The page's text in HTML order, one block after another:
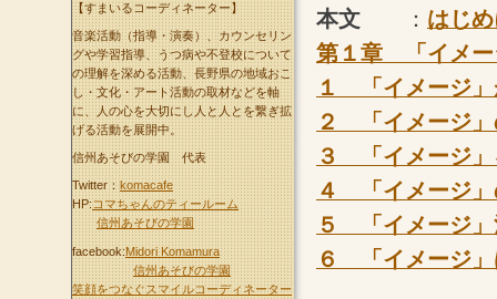
本文 ： はじ
第１章 「イメー
１ 「イメージ」
２ 「イメージ」
３ 「イメージ」
４ 「イメージ」
５ 「イメージ」
６ 「イメージ」
【すまいるコーディネーター】
音楽活動（指導・演奏）、カウンセリン
グや学習指導、うつ病や不登校について
の理解を深める活動、長野県の地域おこ
し・文化・アート活動の取材などを軸
に、人の心を大切にし人と人とを繋ぎ拡
げる活動を展開中。
信州あそびの学園 代表
Twitter：komacafe
HP:コマちゃんのティールーム
信州あそびの学園
facebook:Midori Komamura
信州あそびの学園
笑顔をつなぐスマイルコーディネーター